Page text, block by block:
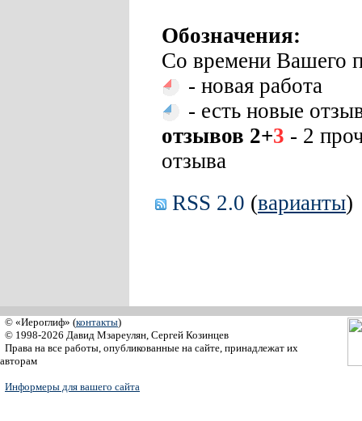
Обозначения:
Со времени Вашего
- новая работа
- есть новые
отзывов 2+3 - 2
отзыва
RSS 2.0 (варианты)
© «Иероглиф» (контакты)
© 1998-2026 Давид Мзареулян, Сергей Козинцев
Права на все работы, опубликованные на сайте, принадлежат их
авторам
Информеры для вашего сайта